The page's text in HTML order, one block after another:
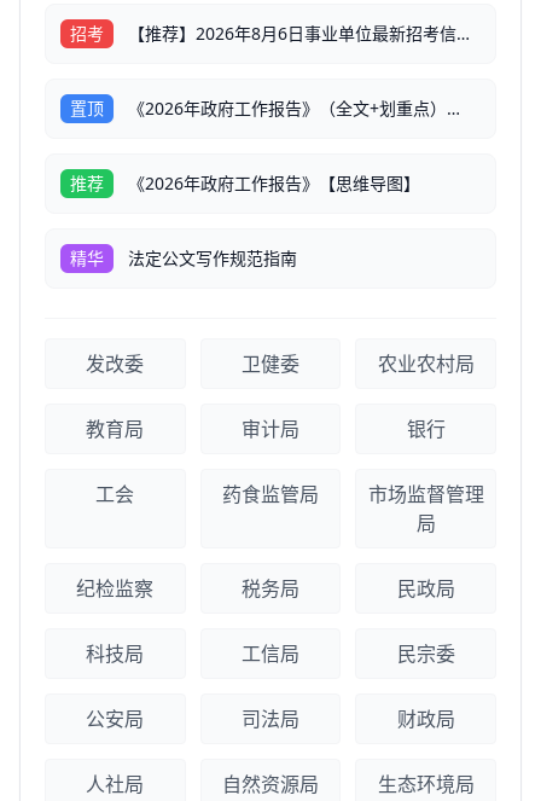
招考 【推荐】2026年8月6日事业单位最新招考信息【汇总】
置顶 《2026年政府工作报告》（全文+划重点）【彩色版】
推荐 《2026年政府工作报告》【思维导图】
精华 法定公文写作规范指南
发改委 卫健委 农业农村局
教育局 审计局 银行
工会 药食监管局
市场监督管理
局
纪检监察 税务局 民政局
科技局 工信局 民宗委
公安局 司法局 财政局
人社局 自然资源局 生态环境局